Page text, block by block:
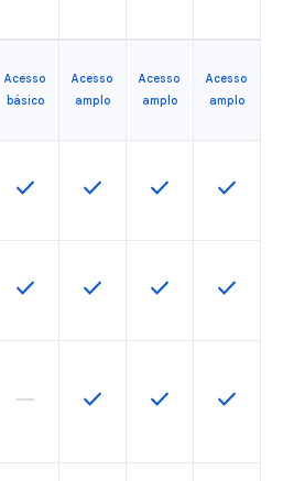
Acesso
básico
Acesso
amplo
Acesso
amplo
Acesso
amplo
Esta funcionalidade está
check Esta funcionalidade está
check Esta
check Esta
check
Esta funcionalidade está
check Esta funcionalidade está
check Esta
check Esta
check
Esta funcionalidade não é
horizontal_rule Esta funcionalidade está
check Esta
check Esta
check